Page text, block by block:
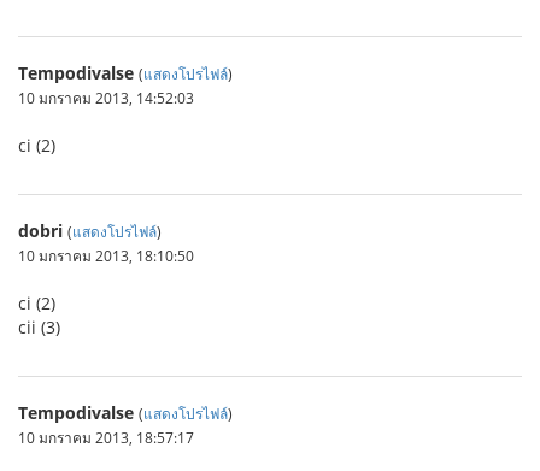
Tempodivalse (แสดงโปรไฟล์)
10 มกราคม 2013, 14:52:03
ci (2)
dobri (แสดงโปรไฟล์)
10 มกราคม 2013, 18:10:50
ci (2)
cii (3)
Tempodivalse (แสดงโปรไฟล์)
10 มกราคม 2013, 18:57:17